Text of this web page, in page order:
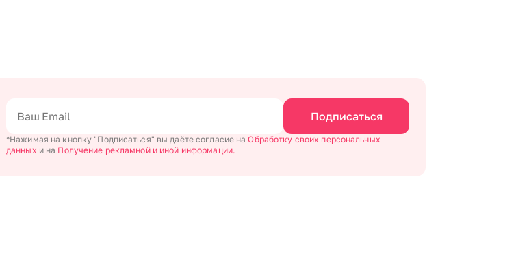
Подписаться
*Нажимая на кнопку "Подписаться" вы даёте согласие наОбработку своих персональных
данных и на Получение рекламной и иной информации.